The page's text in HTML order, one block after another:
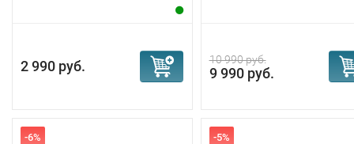
2 990 руб. 10 990 руб.
9 990 руб.
-6% -5%